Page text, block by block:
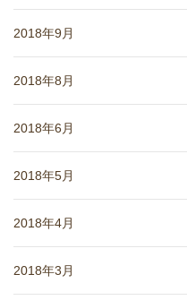
2018年9月
2018年8月
2018年6月
2018年5月
2018年4月
2018年3月